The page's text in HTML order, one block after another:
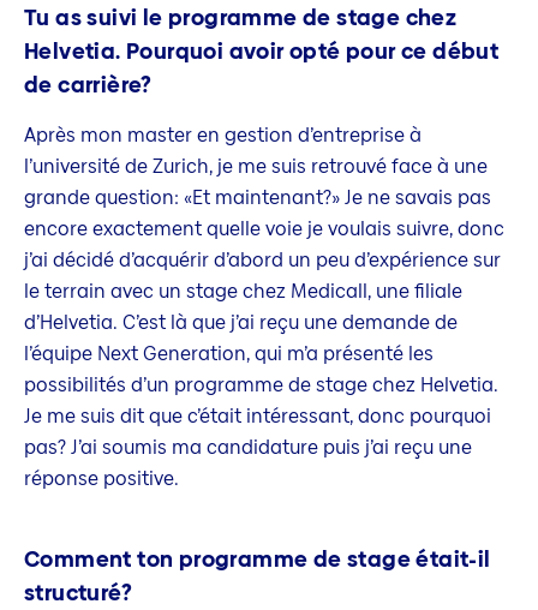
Tu as suivi le programme de stage chez
Helvetia. Pourquoi avoir opté pour ce début
de carrière?
Après mon master en gestion d’entreprise à
l’université de Zurich, je me suis retrouvé face à une
grande question: «Et maintenant?» Je ne savais pas
encore exactement quelle voie je voulais suivre, donc
j’ai décidé d’acquérir d’abord un peu d’expérience sur
le terrain avec un stage chez Medicall, une filiale
d’Helvetia. C’est là que j’ai reçu une demande de
l’équipe Next Generation, qui m’a présenté les
possibilités d’un programme de stage chez Helvetia.
Je me suis dit que c’était intéressant, donc pourquoi
pas? J’ai soumis ma candidature puis j’ai reçu une
réponse positive.
Comment ton programme de stage était-il
structuré?